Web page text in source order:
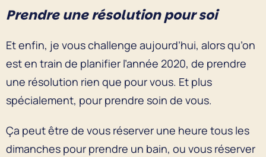
Prendre une résolution pour soi
Et enfin, je vous challenge aujourd’hui, alors qu’on
est en train de planifier l’année 2020, de prendre
une résolution rien que pour vous. Et plus
spécialement, pour prendre soin de vous.
Ça peut être de vous réserver une heure tous les
dimanches pour prendre un bain, ou vous réserver